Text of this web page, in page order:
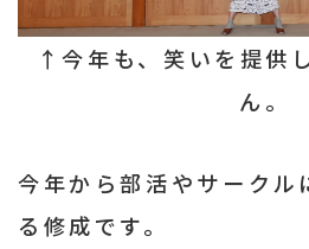
↑今年も、笑いを提供
ん。
今年から部活やサークル
る修成です。